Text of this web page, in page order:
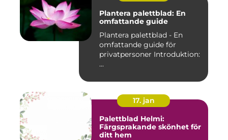
Plantera palettblad: En
omfattande guide
Plantera palettblad - En
omfattande guide för
privatpersoner Introduktion:
...
17. jan
Palettblad Helmi:
Färgsprakande skönhet för
ditt hem